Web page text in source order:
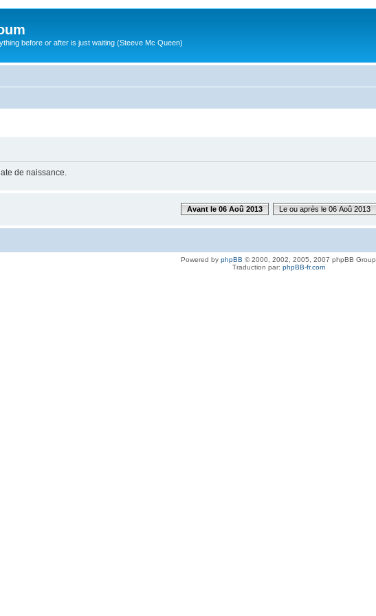
before or after is just waiting (Steeve Mc Queen)
de naissance.
Avant le 06 Aoû 2013 Le ou après le 06 Aoû 2013
Powered by phpBB © 2000, 2002, 2005, 2007 phpBB Group
Traduction par: phpBB-fr.com